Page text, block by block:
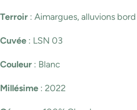
Terroir : Aimargues, alluvions
Cuvée : LSN 03
Couleur : Blanc
Millésime : 2022